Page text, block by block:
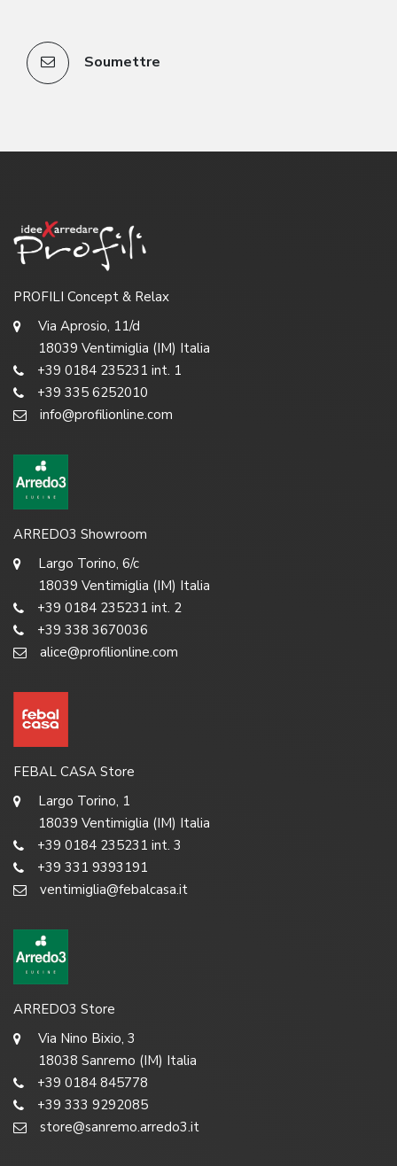
Soumettre
PROFILI Concept & Relax
Via Aprosio, 11/d
18039 Ventimiglia (IM) Italia
+39 0184 235231 int. 1
+39 335 6252010
info@profilionline.com
ARREDO3 Showroom
Largo Torino, 6/c
18039 Ventimiglia (IM) Italia
+39 0184 235231 int. 2
+39 338 3670036
alice@profilionline.com
FEBAL CASA Store
Largo Torino, 1
18039 Ventimiglia (IM) Italia
+39 0184 235231 int. 3
+39 331 9393191
ventimiglia@febalcasa.it
ARREDO3 Store
Via Nino Bixio, 3
18038 Sanremo (IM) Italia
+39 0184 845778
+39 333 9292085
store@sanremo.arredo3.it